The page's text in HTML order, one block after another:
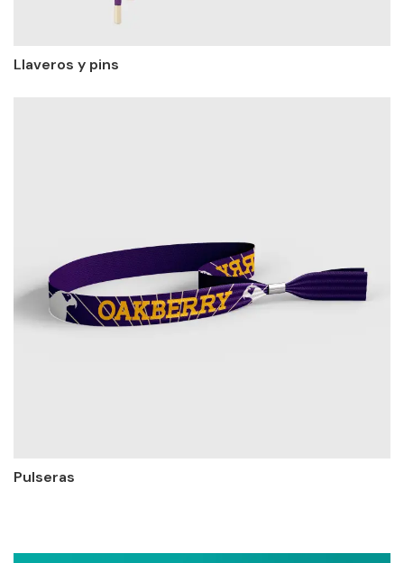
Llaveros y pins
Pulseras